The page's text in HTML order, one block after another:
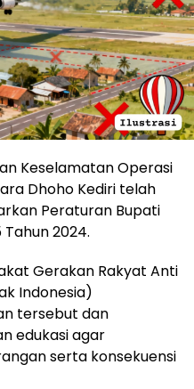
Keselamatan Operasi
Dhoho Kediri telah
Peraturan Bupati
2024.
Gerakan Rakyat Anti
Indonesia)
tersebut dan
edukasi agar
serta konsekuensi